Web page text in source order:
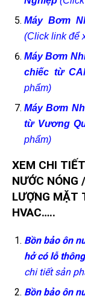
Máy Bơm
(Click link để
Máy Bơm
chiếc từ
phẩm)
Máy Bơm
từ Vương
phẩm)
XEM CHI
NƯỚC NÓNG
LƯỢNG MẶT
HVAC…..
Bồn bảo ôn
hở có lỗ
chi tiết sản
Bồn bảo ôn